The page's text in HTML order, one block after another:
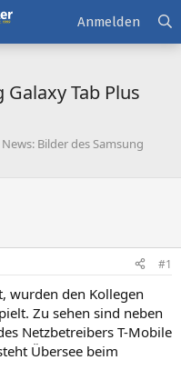
Anmelden
Tab Plus
Bilder des Samsung
#1
wurden den Kollegen
Zu sehen sind neben
Netzbetreibers T-Mobile
Übersee beim